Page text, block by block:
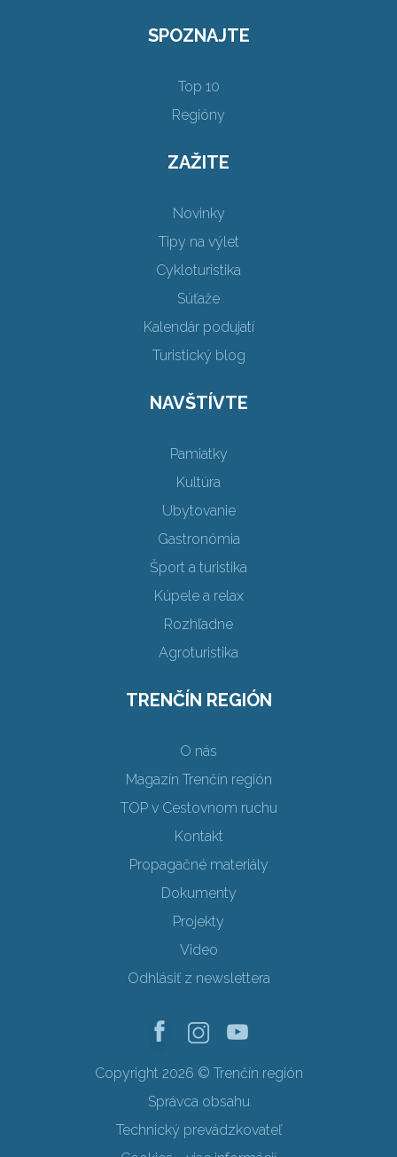
SPOZNAJTE
Top 10
Regióny
ZAŽITE
Novinky
Tipy na výlet
Cykloturistika
Súťaže
Kalendár podujatí
Turistický blog
NAVŠTÍVTE
Pamiatky
Kultúra
Ubytovanie
Gastronómia
Šport a turistika
Kúpele a relax
Rozhľadne
Agroturistika
TRENČÍN REGIÓN
O nás
Magazín Trenčín región
TOP v Cestovnom ruchu
Kontakt
Propagačné materiály
Dokumenty
Projekty
Video
Odhlásiť z newslettera
Copyright 2026 © Trenčín región
Správca obsahu
Technický prevádzkovateľ